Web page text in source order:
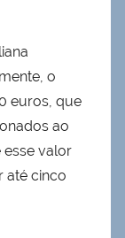
o
euros, que
ao
esse valor
até cinco